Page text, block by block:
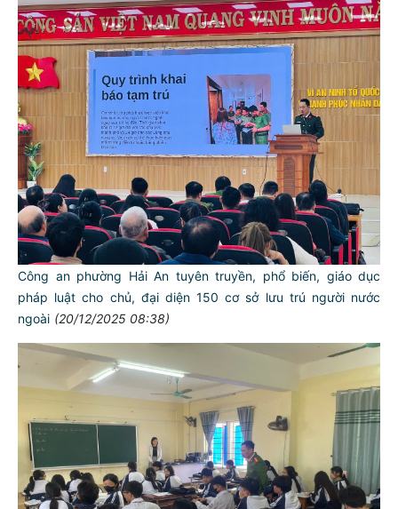
Công an phường Hải An tuyên truyền, phổ biến, giáo dục
pháp luật cho chủ, đại diện 150 cơ sở lưu trú người nước
ngoài (20/12/2025 08:38)